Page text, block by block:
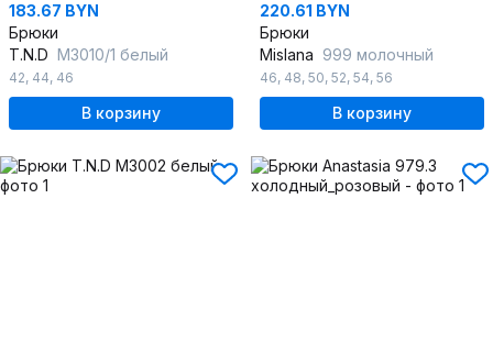
183.67 BYN
Брюки
T.N.D М3010/1 белый
42, 44, 46
В корзину
220.61 BYN
Брюки
Mislana 999 молочный
46, 48, 50, 52, 54, 56
В корзину